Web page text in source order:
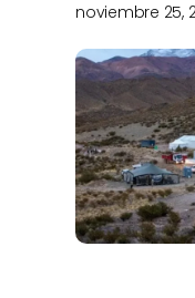
noviembre 25,